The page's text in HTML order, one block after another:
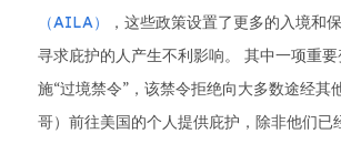
（AILA）
，这些政策设置了更多的入境和
寻求庇护的人产生不利影响。 其中一项重
施“过境禁令”，该禁令拒绝向大多数途经其
哥）前往美国的个人提供庇护，除非他们已